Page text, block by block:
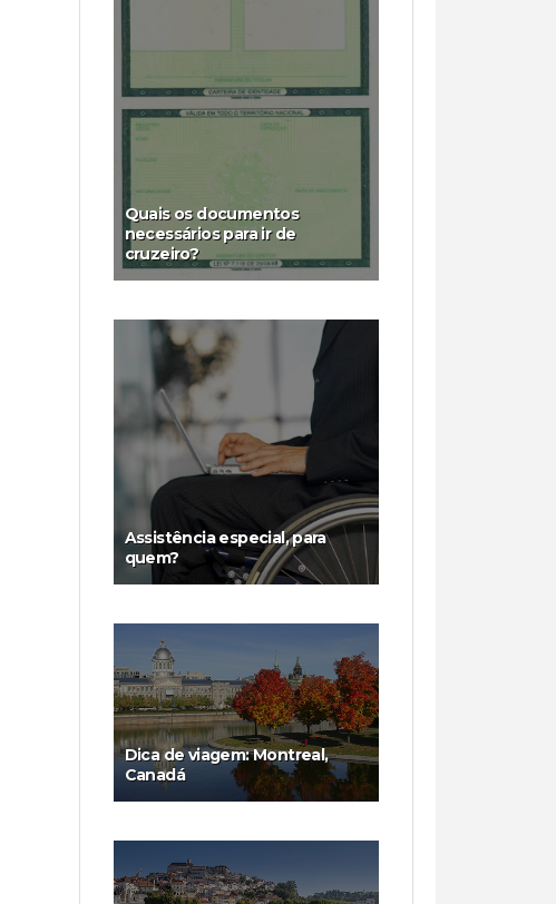
Quais os documentos
necessários para ir de
cruzeiro?
Assistência especial, para
quem?
Dica de viagem: Montreal,
Canadá